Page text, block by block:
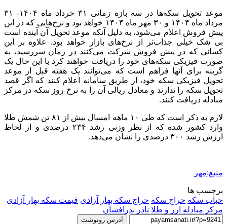
موعد تحویل سکه‌ها در سه بازه زمانی ۳۱ خرداد ماه ۱۴۰۴- ۳۱
مرداد ماه ۱۴۰۴ و ۳۰ مهر ماه ۱۴۰۴ خواهد بود و نرخ‌هایی که در این
پیش فروش اعلام می‌شود، به دلیل آنکه موعد تحویل آن آینده است
بی شک خیلی جذاب‌تر از نرخ‌های بازار خواهد بود. علاوه بر این
کسانی که در پیش فروش شرکت می‌کنند در زمان سررسید، به
صورت فیزیکی سکه‌های خود را دریافت خواهند کرد با این حال یک
گزینه برای آنها فراهم است که می‌توانند یک هفته قبل از موعد
تحویل فیزیکی سکه خود، از طریق سامانه اعلام کنند که اگر قصد
تحویل سکه را ندارند و معادل ریالی آن را به نرخ روز سکه در مرکز
مبادله دریافت کنند.
لازم به ذکر است که طی ۱۰ ماهه امسال بیش از ۸۱ تن شمش طلا
وارد کشور شده که از نظر وزنی رشد ۲۳۴ درصدی و از لحاظ
ارزش رشد ۳۰۰ درصدی را نشان می‌دهد.
منبع:مهر
برچسب ها
حباب سکه حراج سکه حراج سکه بهار آزادی قیمت سکه بهار آزادی
مرکز مبادله ارز و طلا نادر بذرافشان
آدرس رونوشت